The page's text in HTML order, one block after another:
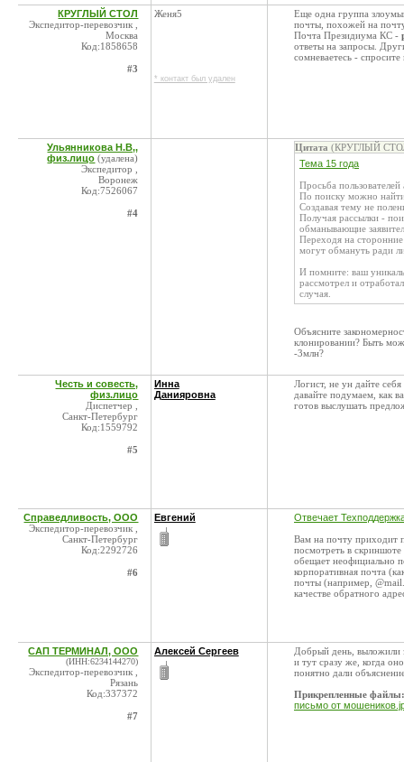
КРУГЛЫЙ СТОЛ
Экспедитор-перевозчик ,
Москва
Код:1858658
#3
Женя5
* контакт был удален
Еще одна группа
почты, похожей на
Почта Президиума КС -
ответы на запросы.
сомневаетесь -
Ульянникова Н.В,,
физ.лицо (удалена)
Экспедитор ,
Воронеж
Код:7526067
#4
Цитата (КРУГЛЫЙ
Тема 15 года
Просьба
По поиску можно
Создавая тему не
Получая рассылки -
обманывающие
Переходя на
могут обмануть ради
И помните: ваш
рассмотрел и
случая.
Объясните
клонировании? Быть
-3млн?
Честь и совесть,
физ.лицо
Диспетчер ,
Санкт-Петербург
Код:1559792
#5
Инна
Данияровна
Логист, не ун дайте
давайте подумаем, как
готов выслушать
Справедливость, ООО
Экспедитор-перевозчик ,
Санкт-Петербург
Код:2292726
#6
Евгений
Отвечает
Вам на почту приходит
посмотреть в
обещает неофициально
корпоративная почта
почты (например,
качестве обратного
САП ТЕРМИНАЛ, ООО
(ИНН:6234144270)
Экспедитор-перевозчик ,
Рязань
Код:337372
#7
Алексей Сергеев
Добрый день, выложили
и тут сразу же, когда
понятно дали
Прикрепленные файлы:
письмо от